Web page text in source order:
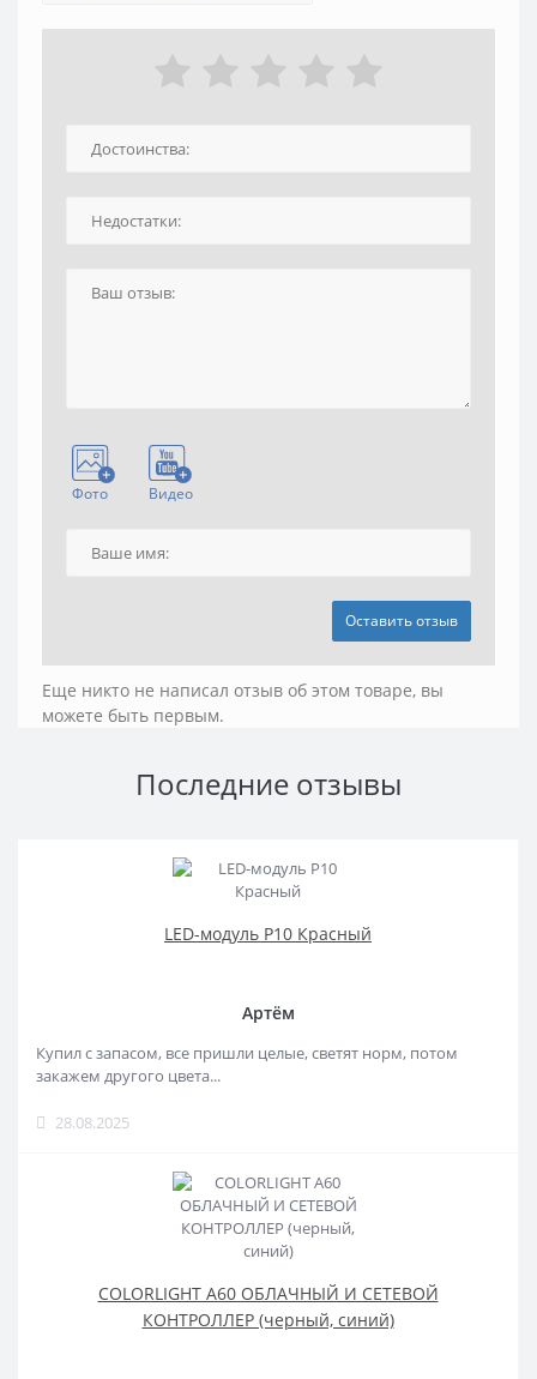
Фото Видео
Оставить отзыв
Еще никто не написал отзыв об этом товаре, вы
можете быть первым.
Последние отзывы
LED-модуль P10 Красный
Артём
Купил с запасом, все пришли целые, светят норм, потом
закажем другого цвета...
28.08.2025
COLORLIGHT A60 ОБЛАЧНЫЙ И СЕТЕВОЙ
КОНТРОЛЛЕР (черный, синий)